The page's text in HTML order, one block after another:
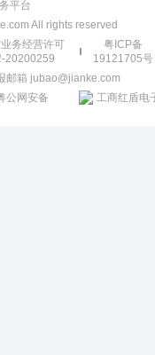
平台
All rights reserved
务经营许可
20200259
粤ICP备
19121705号
邮箱 jubao@jianke.com